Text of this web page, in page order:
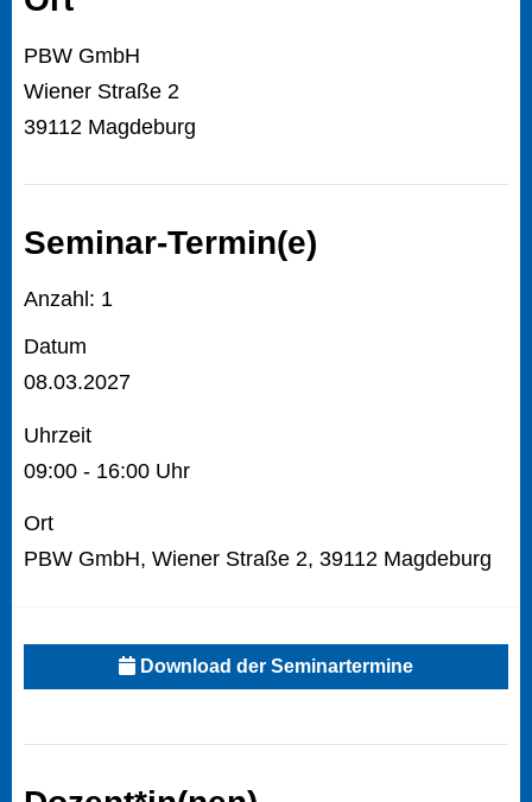
PBW GmbH
Wiener Straße 2
39112 Magdeburg
Seminar-Termin(e)
Anzahl: 1
Datum
08.03.2027
Uhrzeit
09:00 - 16:00 Uhr
Ort
PBW GmbH, Wiener Straße 2, 39112 Magdeburg
Download der Seminartermine